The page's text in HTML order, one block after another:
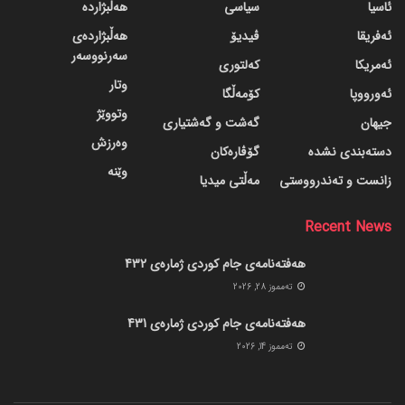
ئاسیا
ئەفریقا
ئەمریکا
ئەورووپا
جیهان
دسته‌بندی نشده
زانست و تەندرووستی
سیاسی
ڤیدیۆ
کەلتوری
کۆمەڵگا
گه‌شت و گه‌شتیاری
گۆڤاره‌کان
مەڵتی میدیا
هەڵبژاردە
هەڵبژاردەی
سەرنووسەر
وتار
وتووێژ
وەرزش
وێنە
Recent News
هەفتەنامەی جام کوردی ژمارەی 432
ته‌مموز 28, 2026
هەفتەنامەی جام کوردی ژمارەی 431
ته‌مموز 14, 2026